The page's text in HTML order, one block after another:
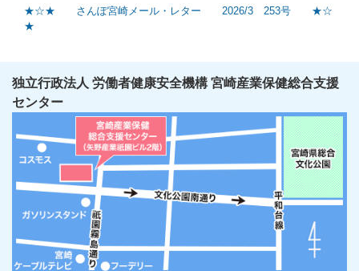
★☆★ さんぽ宮崎メール・レター 2026/3 253号 ★☆
★
独立行政法人 労働者健康安全機構 宮崎産業保健総合支援
センター